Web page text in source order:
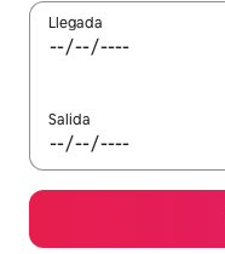
Llegada
Salida